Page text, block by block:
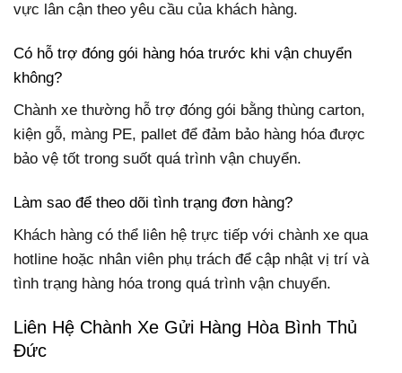
vực lân cận theo yêu cầu của khách hàng.
Có hỗ trợ đóng gói hàng hóa trước khi vận chuyển
không?
Chành xe thường hỗ trợ đóng gói bằng thùng carton,
kiện gỗ, màng PE, pallet để đảm bảo hàng hóa được
bảo vệ tốt trong suốt quá trình vận chuyển.
Làm sao để theo dõi tình trạng đơn hàng?
Khách hàng có thể liên hệ trực tiếp với chành xe qua
hotline hoặc nhân viên phụ trách để cập nhật vị trí và
tình trạng hàng hóa trong quá trình vận chuyển.
Liên Hệ Chành Xe Gửi Hàng Hòa Bình Thủ
Đức